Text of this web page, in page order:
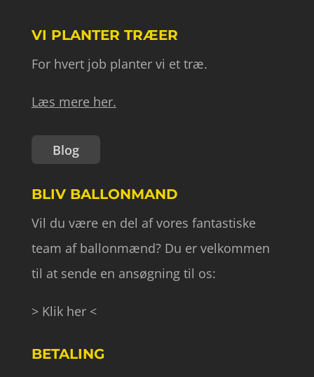
VI PLANTER TRÆER
For hvert job planter vi et træ.
Læs mere her.
Blog
BLIV BALLONMAND
Vil du være en del af vores fantastiske
team af ballonmænd? Du er velkommen
til at sende en ansøgning til os:
> Klik her <
BETALING